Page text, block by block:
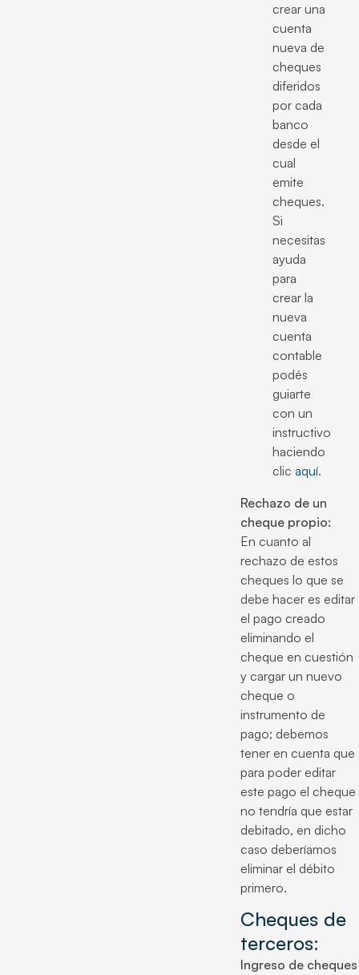
crear una
cuenta
nueva de
cheques
diferidos
por cada
banco
desde el
cual
emite
cheques.
Si
necesitas
ayuda
para
crear la
nueva
cuenta
contable
podés
guiarte
con un
instructivo
haciendo
clic aquí.
Rechazo de un
cheque propio:
En cuanto al
rechazo de estos
cheques lo que se
debe hacer es editar
el pago creado
eliminando el
cheque en cuestión
y cargar un nuevo
cheque o
instrumento de
pago; debemos
tener en cuenta que
para poder editar
este pago el cheque
no tendría que estar
debitado, en dicho
caso deberíamos
eliminar el débito
primero.
Cheques de
terceros:
Ingreso de cheques